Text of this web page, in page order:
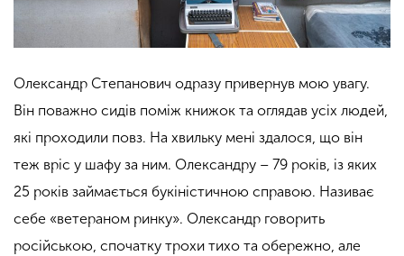
Олександр Степанович одразу привернув мою увагу.
Він поважно сидів поміж книжок та оглядав усіх людей,
які проходили повз. На хвильку мені здалося, що він
теж вріс у шафу за ним. Олександру – 79 років, із яких
25 років займається букіністичною справою. Називає
себе «ветераном ринку». Олександр говорить
російською, спочатку трохи тихо та обережно, але